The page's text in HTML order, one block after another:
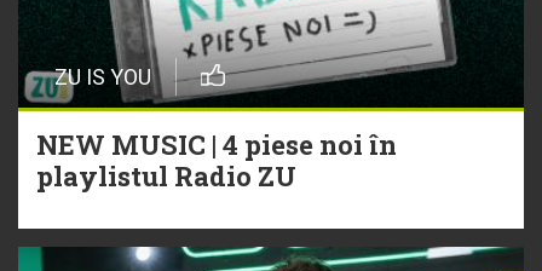
ZU IS YOU
NEW MUSIC | 4 piese noi în
playlistul Radio ZU